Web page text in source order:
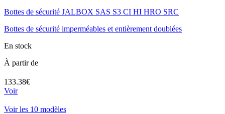
Bottes de sécurité JALBOX SAS S3 CI HI HRO SRC
Bottes de sécurité imperméables et entièrement doublées
En stock
À partir de
133.38€
Voir
Voir les 10 modèles